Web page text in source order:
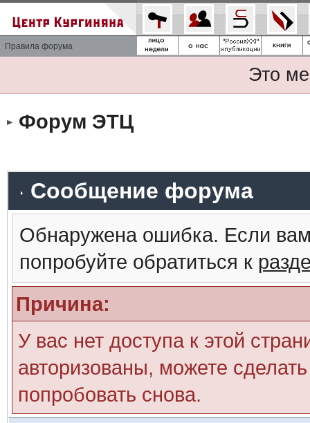
Правила форума
Это
Форум ЭТЦ
Сообщение форума
Обнаружена ошибка. Если
попробуйте обратиться к
Причина:
У вас нет доступа к этой
авторизованы, можете
попробовать снова.